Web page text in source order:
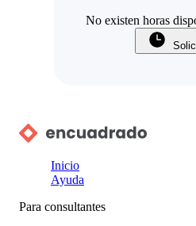
No existen horas
Inicio
Ayuda
Para consultantes